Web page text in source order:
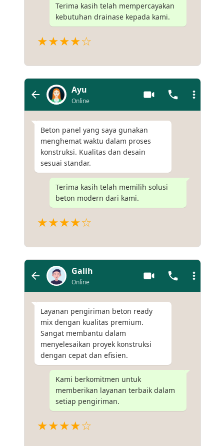
Terima kasih telah mempercayakan
kebutuhan drainase kepada kami.
★★★★☆
Ayu
Online
Beton panel yang saya gunakan
menghemat waktu dalam proses
konstruksi. Kualitas dan desain
sesuai standar.
Terima kasih telah memilih solusi
beton modern dari kami.
★★★★☆
Galih
Online
Layanan pengiriman beton ready
mix dengan kualitas premium.
Sangat membantu dalam
menyelesaikan proyek konstruksi
dengan cepat dan efisien.
Kami berkomitmen untuk
memberikan layanan terbaik dalam
setiap pengiriman.
★★★★☆